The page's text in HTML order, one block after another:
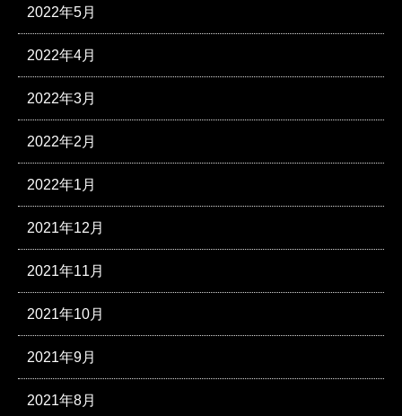
2022年5月
2022年4月
2022年3月
2022年2月
2022年1月
2021年12月
2021年11月
2021年10月
2021年9月
2021年8月